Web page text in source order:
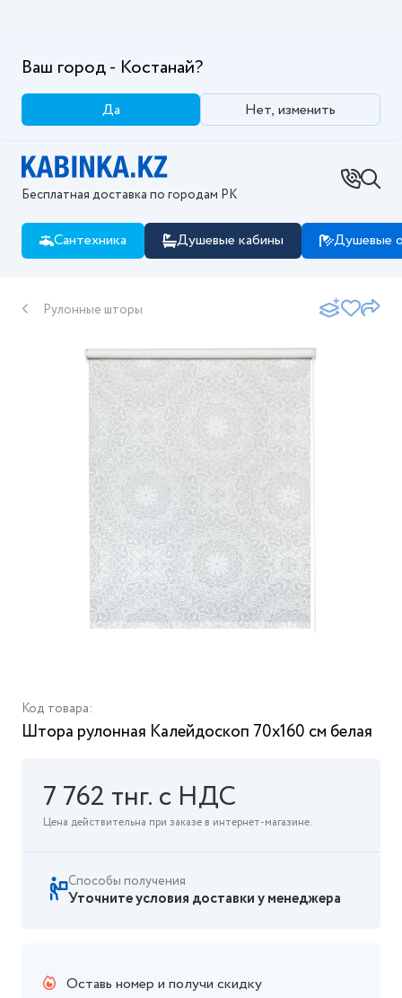
Ваш город - Костанай?
Да Нет, изменить
Бесплатная доставка по городам РК
Сантехника Душевые кабины Душевые
Рулонные шторы
Код товара:
Штора рулонная Калейдоскоп 70x160 см белая
7 762 тнг. с НДС
Цена действительна при заказе в интернет-магазине.
Способы получения
Уточните условия доставки у менеджера
Оставь номер и получи скидку